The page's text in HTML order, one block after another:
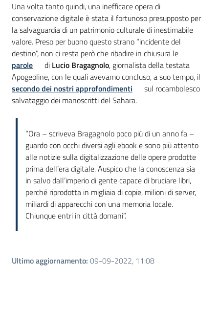
Una volta tanto quindi, una inefficace opera di
conservazione digitale è stata il fortunoso presupposto per
la salvaguardia di un patrimonio culturale di inestimabile
valore. Preso per buono questo strano “incidente del
destino”, non ci resta però che ribadire in chiusura le
parole
di Lucio Bragagnolo, giornalista della testata
Apogeoline, con le quali avevamo concluso, a suo tempo, il
secondo dei nostri approfondimenti
sul rocambolesco
salvataggio dei manoscritti del Sahara.
“Ora – scriveva Bragagnolo poco più di un anno fa –
guardo con occhi diversi agli ebook e sono più attento
alle notizie sulla digitalizzazione delle opere prodotte
prima dell’era digitale. Auspico che la conoscenza sia
in salvo dall’imperio di gente capace di bruciare libri,
perché riprodotta in migliaia di copie, milioni di server,
miliardi di apparecchi con una memoria locale.
Chiunque entri in città domani”.
Ultimo aggiornamento: 09-09-2022, 11:08